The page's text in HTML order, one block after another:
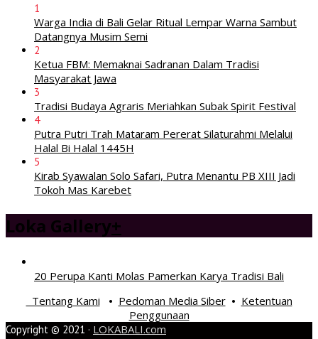
1
Warga India di Bali Gelar Ritual Lempar Warna Sambut
Datangnya Musim Semi
2
Ketua FBM: Memaknai Sadranan Dalam Tradisi
Masyarakat Jawa
3
Tradisi Budaya Agraris Meriahkan Subak Spirit Festival
4
Putra Putri Trah Mataram Pererat Silaturahmi Melalui
Halal Bi Halal 1445H
5
Kirab Syawalan Solo Safari, Putra Menantu PB XIII Jadi
Tokoh Mas Karebet
Loka Gallery+
20 Perupa Kanti Molas Pamerkan Karya Tradisi Bali
Tentang Kami • Pedoman Media Siber• Ketentuan
Penggunaan
Copyright © 2021 · LOKABALI.com